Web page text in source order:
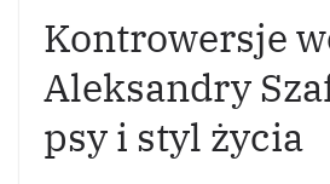
Kontrowersje
Aleksandry
psy i styl życia